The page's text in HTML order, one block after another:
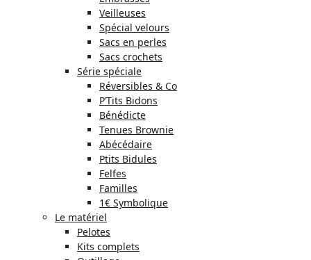
Veilleuses
Spécial velours
Sacs en perles
Sacs crochets
Série spéciale
Réversibles & Co
P’Tits Bidons
Bénédicte
Tenues Brownie
Abécédaire
Ptits Bidules
Felfes
Familles
1€ Symbolique
Le matériel
Pelotes
Kits complets